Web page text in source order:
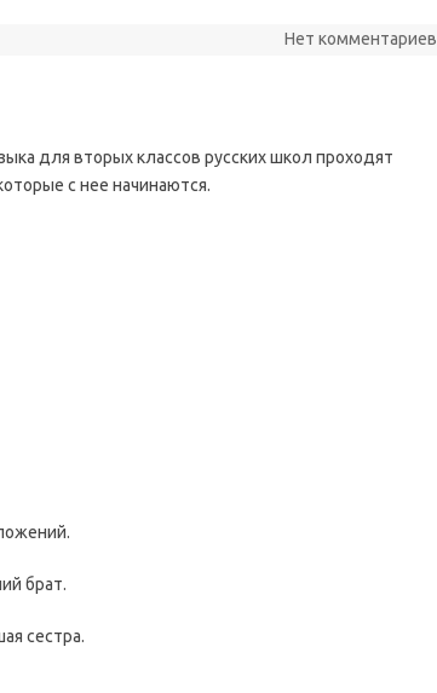
Нет комментариев
для вторых классов русских школ проходят
с нее начинаются.
брат.
сестра.